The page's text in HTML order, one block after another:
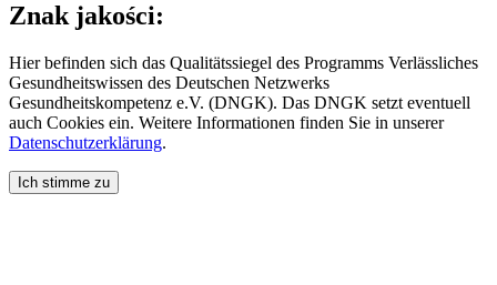
Znak jakości:
Hier befinden sich das Qualitätssiegel des Programms Verlässliches
Gesundheitswissen des Deutschen Netzwerks
Gesundheitskompetenz e.V. (DNGK). Das DNGK setzt eventuell
auch Cookies ein. Weitere Informationen finden Sie in unserer
Datenschutzerklärung.
Ich stimme zu